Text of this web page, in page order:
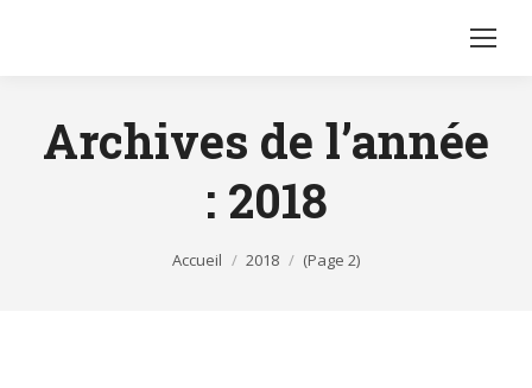
Archives de l’année
: 2018
Accueil 2018 (Page 2)